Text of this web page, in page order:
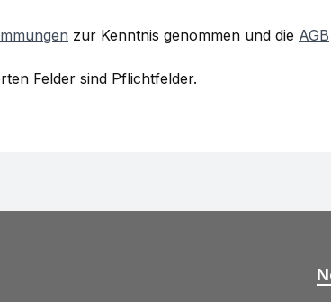
zur Kenntnis genommen und die AGB
Felder sind Pflichtfelder.